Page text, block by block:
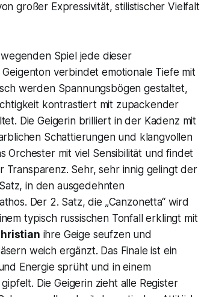
großer Expressivität, stilistischer Vielfalt
Spiel jede dieser
verbindet emotionale Tiefe mit
werden Spannungsbögen gestaltet,
kontrastiert mit zupackender
Die Geigerin brilliert in der Kadenz mit
Schattierungen und klangvollen
Orchester mit viel Sensibilität und findet
Transparenz. Sehr, sehr innig gelingt der
in den ausgedehnten
Der 2. Satz, die „Canzonetta“ wird
typisch russischen Tonfall erklingt mit
ihre Geige seufzen und
weich ergänzt. Das Finale ist ein
Energie sprüht und in einem
Die Geigerin zieht alle Register